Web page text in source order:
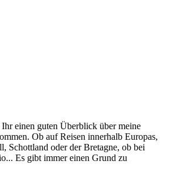
einen guten Überblick über meine
Ob auf Reisen innerhalb Europas,
Schottland oder der Bretagne, ob bei
Es gibt immer einen Grund zu